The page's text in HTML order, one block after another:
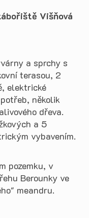
Višňová
a sprchy s
terasou, 2
elektrické
několik
dřeva.
a 5
vybavením.
pozemku, v
Berounky ve
meandru.